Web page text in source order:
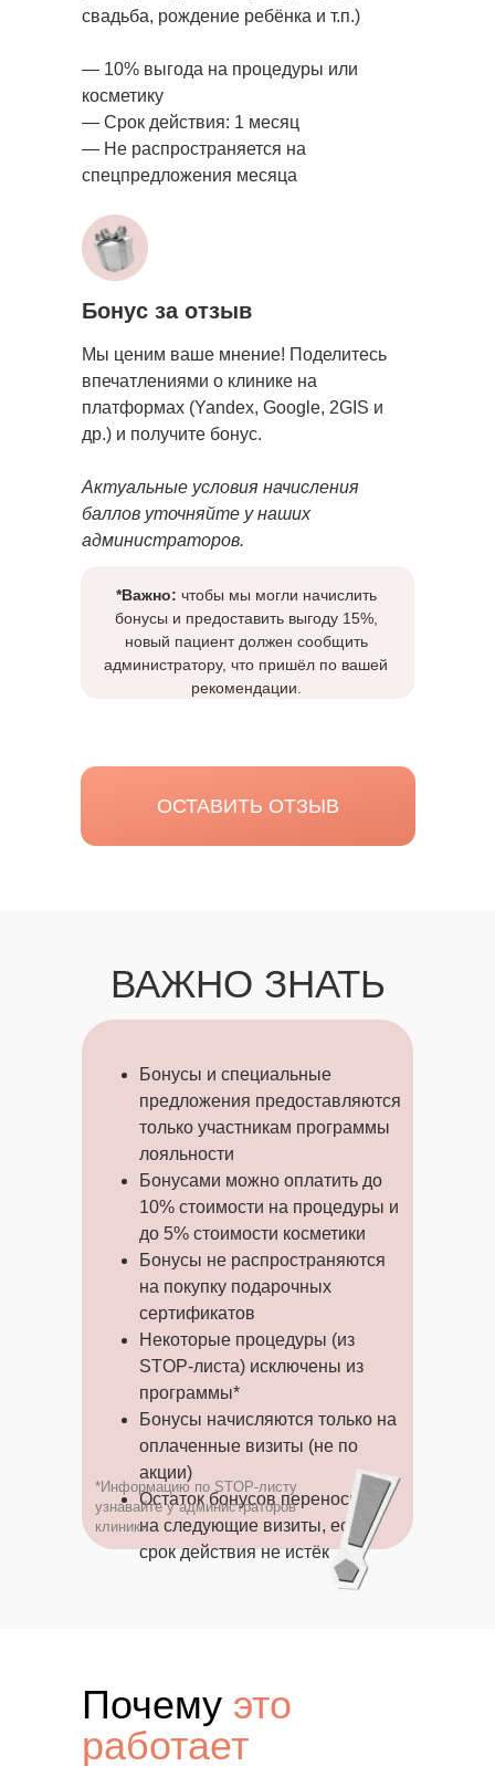
свадьба, рождение ребёнка и т.п.)
— 10% выгода на процедуры или
косметику
— Срок действия: 1 месяц
— Не распространяется на
спецпредложения месяца
Бонус за отзыв
Мы ценим ваше мнение! Поделитесь
впечатлениями о клинике на
платформах (Yandex, Google, 2GIS и
др.) и получите бонус.
Актуальные условия начисления
баллов уточняйте у наших
администраторов.
*Важно: чтобы мы могли начислить
бонусы и предоставить выгоду 15%,
новый пациент должен сообщить
администратору, что пришёл по вашей
рекомендации.
ОСТАВИТЬ ОТЗЫВ
ВАЖНО ЗНАТЬ
Бонусы и специальные
предложения предоставляются
только участникам программы
лояльности
Бонусами можно оплатить до
10% стоимости на процедуры и
до 5% стоимости косметики
Бонусы не распространяются
на покупку подарочных
сертификатов
Некоторые процедуры (из
STOP-листа) исключены из
программы*
Бонусы начисляются только на
оплаченные визиты (не по
акции)
Остаток бонусов переносится
на следующие визиты, если
срок действия не истёк
*Информацию по STOP-листу
узнавайте у администраторов
клиники
Почему это
работает